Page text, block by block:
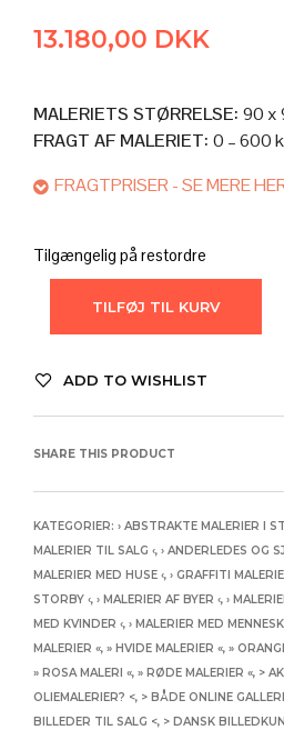
13.180,00 DKK
MALERIETS STØRRELSE: 90 x
FRAGT AF MALERIET: 0 – 600
gratis.
LEVERES AF (MIG)
– Forsendelsestid: 0-2 mdr. (du
FRAGTPRISER - SE MERE
Tilgængelig på restordre
TILFØJ TIL KURV
ADD TO WISHLIST
SHARE THIS PRODUCT
KATEGORIER: › ABSTRAKTE MALERIER I
MALERIER TIL SALG ‹, › ANDERLEDES OG
MALERIER MED HUSE ‹, › GRAFFITI
STORBY ‹, › MALERIER AF BYER ‹, ›
MED KVINDER ‹, › MALERIER MED
MALERIER «, » HVIDE MALERIER «, »
» ROSA MALERI «, » RØDE MALERIER «, >
OLIEMALERIER? <, > BÅDE ONLINE
BILLEDER TIL SALG <, > DANSK